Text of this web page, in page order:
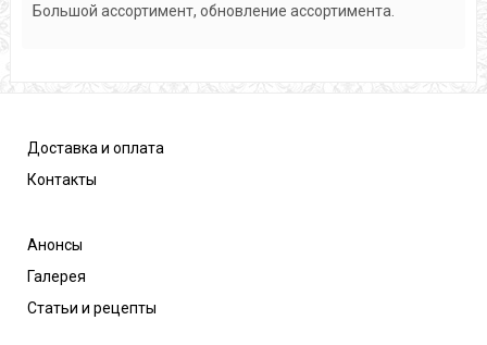
Большой ассортимент, обновление ассортимента.
Доставка и оплата
Контакты
Анонсы
Галерея
Статьи и рецепты